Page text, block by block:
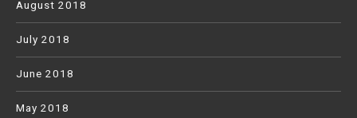
August 2018
July 2018
June 2018
May 2018